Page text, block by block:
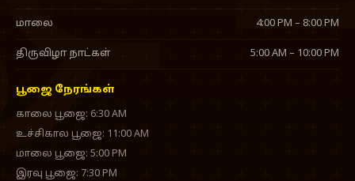
மாலை 4:00 PM – 8:00 PM
திருவிழா நாட்கள் 5:00 AM – 10:00 PM
பூஜை நேரங்கள்
காலை பூஜை: 6:30 AM
உச்சிகால பூஜை: 11:00 AM
மாலை பூஜை: 5:00 PM
இரவு பூஜை: 7:30 PM